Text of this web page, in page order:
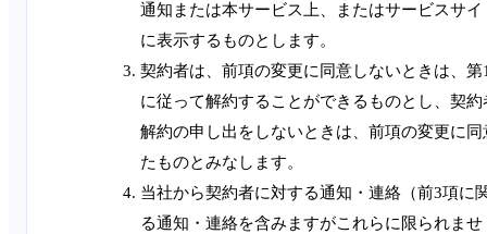
通知または本サービス上、またはサービスサイ
に表示するものとします。
契約者は、前項の変更に同意しないときは、第
に従って解約することができるものとし、契約
解約の申し出をしないときは、前項の変更に同
たものとみなします。
当社から契約者に対する通知・連絡（前3項に
る通知・連絡を含みますがこれらに限られませ